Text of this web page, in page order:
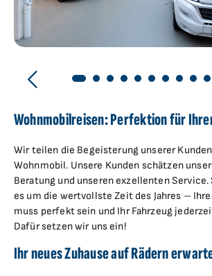
Wohnmobilreisen: Perfektion für
Wir teilen die Begeisterung unserer
Wohnmobil. Unsere Kunden schätzen
Beratung und unseren exzellenten
es um die wertvollste Zeit des Jahres –
muss perfekt sein und Ihr Fahrzeug
Dafür setzen wir uns ein!
Ihr neues Zuhause auf Rädern